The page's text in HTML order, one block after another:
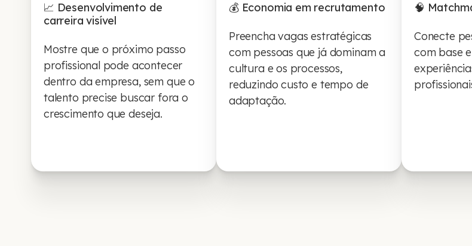
📈 Desenvolvimento de
carreira visível
Mostre que o próximo passo
profissional pode acontecer
dentro da empresa, sem que o
talento precise buscar fora o
crescimento que deseja.
💰 Economia em recrutamento
Preencha vagas estratégicas
com pessoas que já dominam a
cultura e os processos,
reduzindo custo e tempo de
adaptação.
🧠
Conecte
com base